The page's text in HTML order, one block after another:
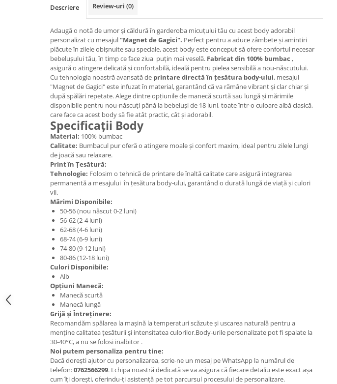
Descriere Review-uri (0)
Adaugă o notă de umor și căldură în garderoba micuțului tău cu acest body adorabil
personalizat cu mesajul "Magnet de Gagici". Perfect pentru a aduce zâmbete și amintiri
plăcute în zilele obișnuite sau speciale, acest body este conceput să ofere confortul necesar
bebelușului tău, în timp ce face ziua puțin mai veselă. Fabricat din 100% bumbac ,
asigură o atingere delicată și confortabilă, ideală pentru pielea sensibilă a nou-născutului.
Cu tehnologia noastră avansată de printare directă în țesătura body-ului, mesajul
"Magnet de Gagici" este infuzat în material, garantând că va rămâne vibrant și clar chiar și
după spălări repetate. Alege dintre opțiunile de manecă scurtă sau lungă și mărimile
disponibile pentru nou-născuți până la bebeluși de 18 luni, toate într-o culoare albă clasică,
care face ca acest body să fie atât practic, cât și adorabil.
Specificații Body
Material: 100% bumbac
Calitate: Bumbacul pur oferă o atingere moale și confort maxim, ideal pentru zilele lungi
de joacă sau relaxare.
Print în Țesătură:
Tehnologie: Folosim o tehnică de printare de înaltă calitate care asigură integrarea
permanentă a mesajului în țesătura body-ului, garantând o durată lungă de viață și culori
vii.
Mărimi Disponibile:
50-56 (nou născut 0-2 luni)
56-62 (2-4 luni)
62-68 (4-6 luni)
68-74 (6-9 luni)
74-80 (9-12 luni)
80-86 (12-18 luni)
Culori Disponibile:
Alb
Opțiuni Manecă:
Manecă scurtă
Manecă lungă
Grijă și Întreținere:
Recomandăm spălarea la mașină la temperaturi scăzute și uscarea naturală pentru a
menține calitatea țesăturii și intensitatea culorilor.Body-urile personalizate pot fi spalate la
30-40°C, a nu se folosi inalbitor .
Noi putem personaliza pentru tine:
Dacă dorești ajutor cu personalizarea, scrie-ne un mesaj pe WhatsApp la numărul de
telefon:0762566299. Echipa noastră dedicată se va asigura că fiecare detaliu este exact așa
cum îți dorești, oferindu-ți asistență pe tot parcursul procesului de personalizare.